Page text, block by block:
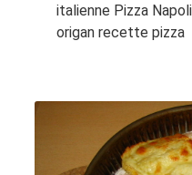
italienne Pizza
origan recette pizza